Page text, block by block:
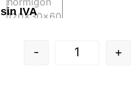
sin IVA
- +